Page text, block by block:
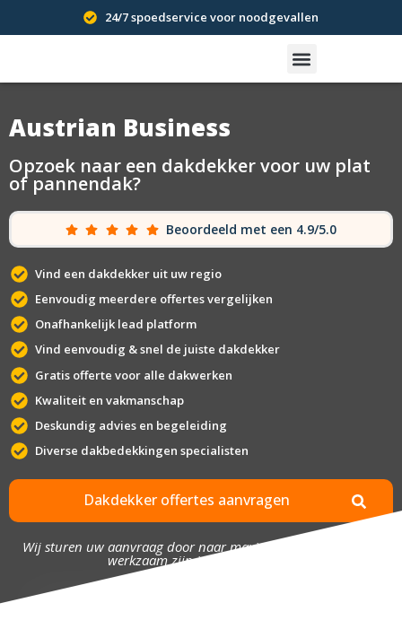
24/7 spoedservice voor noodgevallen
Austrian Business
Opzoek naar een dakdekker voor uw plat
of pannendak?
Beoordeeld met een 4.9/5.0
Vind een dakdekker uit uw regio
Eenvoudig meerdere offertes vergelijken
Onafhankelijk lead platform
Vind eenvoudig & snel de juiste dakdekker
Gratis offerte voor alle dakwerken
Kwaliteit en vakmanschap
Deskundig advies en begeleiding
Diverse dakbedekkingen specialisten
Dakdekker offertes aanvragen
Wij sturen uw aanvraag door naar maximaal 4 bedrijven die
werkzaam zijn in uw omgeving.